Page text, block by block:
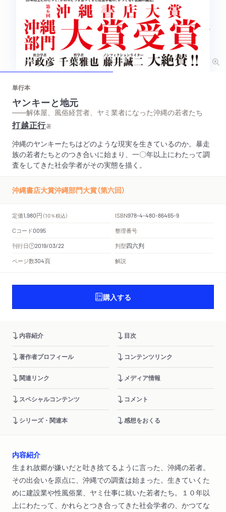
単行本
ヤンキーと地元
——解体屋、風俗経営者、ヤミ業者になった沖縄の若者たち
打越正行著
沖縄のヤンキーたちはどのような現実を生きているのか。暴走
族の若者たちとのつき合いに始まり、一〇年以上にわたって調
査をしてきた社会学者がその実態を描く。
沖縄書店大賞沖縄部門大賞（第六回）
定価1,980円 （10％税込） ISBN978-4-480-86465-9
Cコード0095
整理番号
刊行日
2019/03/22 判型四六判
ページ数304頁 解説
購入する
内容紹介 目次
著作者プロフィール コンテンツリンク
関連リンク メディア情報
スペシャルコンテンツ コメント
シリーズ・関連本 感想をおくる
内容紹介
生まれ故郷が嫌いだと吐き捨てるように言った、沖縄の若者。
その出会いを原点に、沖縄での調査は始まった。生きていくた
めに建設業や性風俗業、ヤミ仕事に就いた若者たち。１０年以
上にわたって、かれらとつき合ってきた社会学者の、かつてな